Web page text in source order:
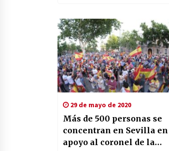
29 de mayo de 2020
Más de 500 personas se
concentran en Sevilla en
apoyo al coronel de la